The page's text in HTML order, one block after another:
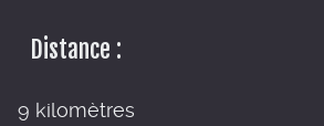
Distance :
9 kilomètres